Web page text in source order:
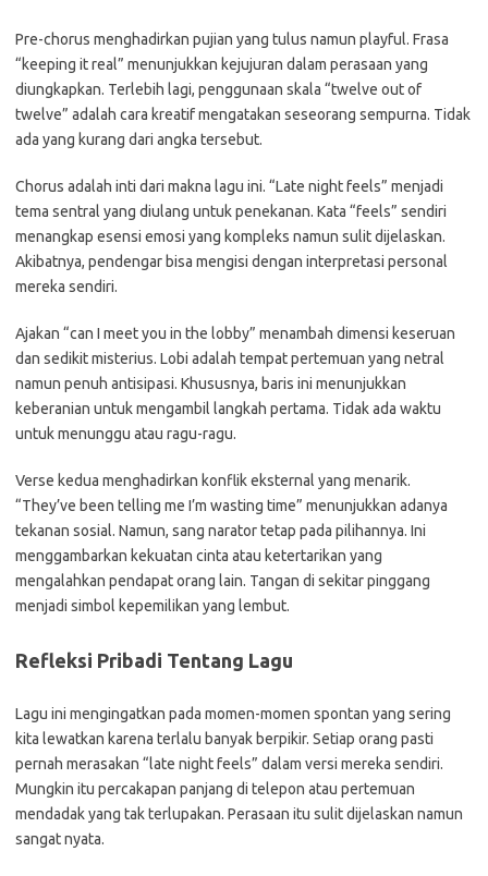
Pre-chorus menghadirkan pujian yang tulus namun playful. Frasa
“keeping it real” menunjukkan kejujuran dalam perasaan yang
diungkapkan. Terlebih lagi, penggunaan skala “twelve out of
twelve” adalah cara kreatif mengatakan seseorang sempurna. Tidak
ada yang kurang dari angka tersebut.
Chorus adalah inti dari makna lagu ini. “Late night feels” menjadi
tema sentral yang diulang untuk penekanan. Kata “feels” sendiri
menangkap esensi emosi yang kompleks namun sulit dijelaskan.
Akibatnya, pendengar bisa mengisi dengan interpretasi personal
mereka sendiri.
Ajakan “can I meet you in the lobby” menambah dimensi keseruan
dan sedikit misterius. Lobi adalah tempat pertemuan yang netral
namun penuh antisipasi. Khususnya, baris ini menunjukkan
keberanian untuk mengambil langkah pertama. Tidak ada waktu
untuk menunggu atau ragu-ragu.
Verse kedua menghadirkan konflik eksternal yang menarik.
“They’ve been telling me I’m wasting time” menunjukkan adanya
tekanan sosial. Namun, sang narator tetap pada pilihannya. Ini
menggambarkan kekuatan cinta atau ketertarikan yang
mengalahkan pendapat orang lain. Tangan di sekitar pinggang
menjadi simbol kepemilikan yang lembut.
Refleksi Pribadi Tentang Lagu
Lagu ini mengingatkan pada momen-momen spontan yang sering
kita lewatkan karena terlalu banyak berpikir. Setiap orang pasti
pernah merasakan “late night feels” dalam versi mereka sendiri.
Mungkin itu percakapan panjang di telepon atau pertemuan
mendadak yang tak terlupakan. Perasaan itu sulit dijelaskan namun
sangat nyata.